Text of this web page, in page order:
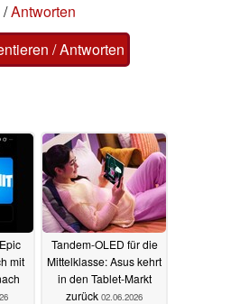
/Antworten
/ Antworten
mit
Tandem-OLED für die
Mittelklasse: Asus kehrt
in den Tablet-Markt
zurück 02.06.2026